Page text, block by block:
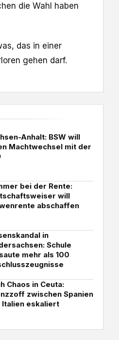
die Wahl haben
das in einer
gehen darf.
Anhalt: BSW will
Machtwechsel mit der
bei der Rente:
will
abschaffen
in
Schule
mehr als 100
Chaos in Ceuta:
zwischen Spanien
Italien eskaliert